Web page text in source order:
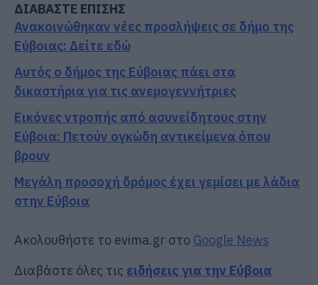
ΔΙΑΒΑΣΤΕ ΕΠΙΣΗΣ
Ανακοινώθηκαν νέες προσλήψεις σε δήμο της
Εύβοιας: Δείτε εδώ
Αυτός ο δήμος της Εύβοιας πάει στα
δικαστήρια για τις ανεμογεννήτριες
Εικόνες ντροπής από ασυνείδητους στην
Εύβοια: Πετούν ογκώδη αντικείμενα όπου
βρουν
Μεγάλη προσοχή δρόμος έχει γεμίσει με λάδια
στην Εύβοια
Ακολουθήστε το evima.gr στο Google News
Διαβάστε όλες τις ειδήσεις για την Εύβοια